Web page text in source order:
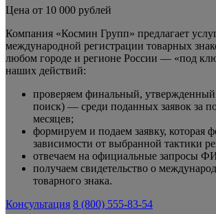
Цена от 10 000 рублей
Компания «Космин Групп» предлагает
международной регистрации товарных
любом городе и регионе России — «под
наших действий:
проверяем финальный,
поиск) — среди поданных заявок за
месяцев;
формируем и подаем заявку, которая
зависимости от выбранной тактики
отвечаем на официальные запросы
получаем свидетельство о
товарного знака.
Консультация 8 (800) 555-83-54